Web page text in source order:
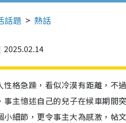
話題 熱話
2025.02.14
性格急躁，看似冷漠有距離，不
事主憶述自己的兒子在候車期間
小細節，更令事主大為感激，帖